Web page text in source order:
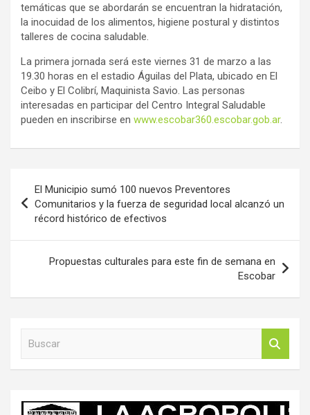
temáticas que se abordarán se encuentran la hidratación,
la inocuidad de los alimentos, higiene postural y distintos
talleres de cocina saludable.
La primera jornada será este viernes 31 de marzo a las
19.30 horas en el estadio Águilas del Plata, ubicado en El
Ceibo y El Colibrí, Maquinista Savio. Las personas
interesadas en participar del Centro Integral Saludable
pueden en inscribirse en www.escobar360.escobar.gob.ar.
de
entradas
El Municipio sumó 100 nuevos Preventores
Comunitarios y la fuerza de seguridad local alcanzó un
récord histórico de efectivos
Propuestas culturales para este fin de semana en
Escobar
r